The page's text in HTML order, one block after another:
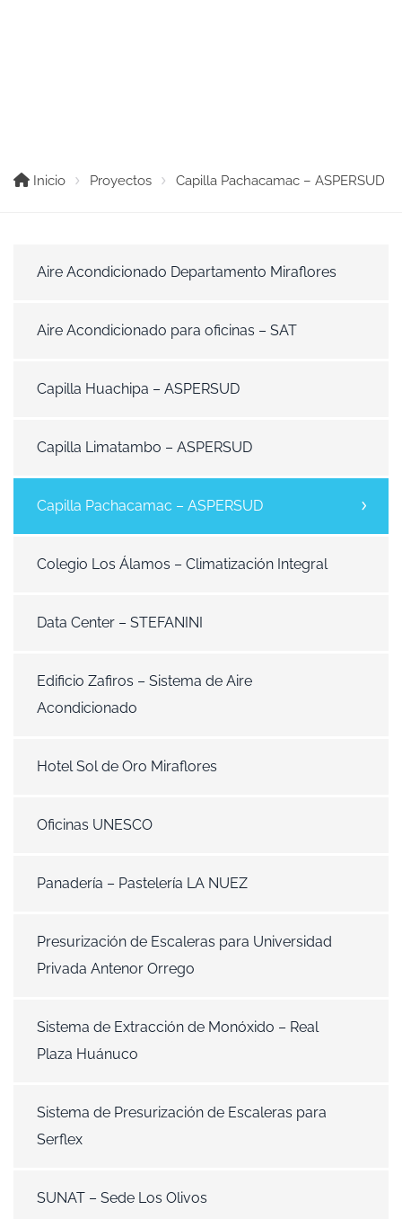
Inicio Proyectos Capilla Pachacamac – ASPERSUD
Aire Acondicionado Departamento Miraflores
Aire Acondicionado para oficinas – SAT
Capilla Huachipa – ASPERSUD
Capilla Limatambo – ASPERSUD
Capilla Pachacamac – ASPERSUD
Colegio Los Álamos – Climatización Integral
Data Center – STEFANINI
Edificio Zafiros – Sistema de Aire
Acondicionado
Hotel Sol de Oro Miraflores
Oficinas UNESCO
Panadería – Pastelería LA NUEZ
Presurización de Escaleras para Universidad
Privada Antenor Orrego
Sistema de Extracción de Monóxido – Real
Plaza Huánuco
Sistema de Presurización de Escaleras para
Serflex
SUNAT – Sede Los Olivos